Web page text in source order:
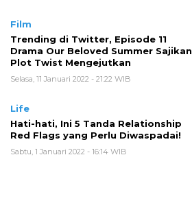
Film
Trending di Twitter, Episode 11
Drama Our Beloved Summer Sajikan
Plot Twist Mengejutkan
Selasa, 11 Januari 2022 - 21:22 WIB
Life
Hati-hati, Ini 5 Tanda Relationship
Red Flags yang Perlu Diwaspadai!
Sabtu, 1 Januari 2022 - 16:14 WIB